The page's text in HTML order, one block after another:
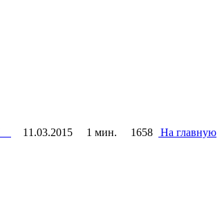
11.03.2015 1 мин. 1658 На главную